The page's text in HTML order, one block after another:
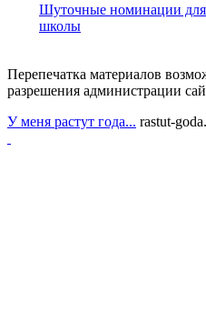
Шуточные номинации для
школы
Перепечатка материалов
разрешения администрации
У меня растут года... rastut-